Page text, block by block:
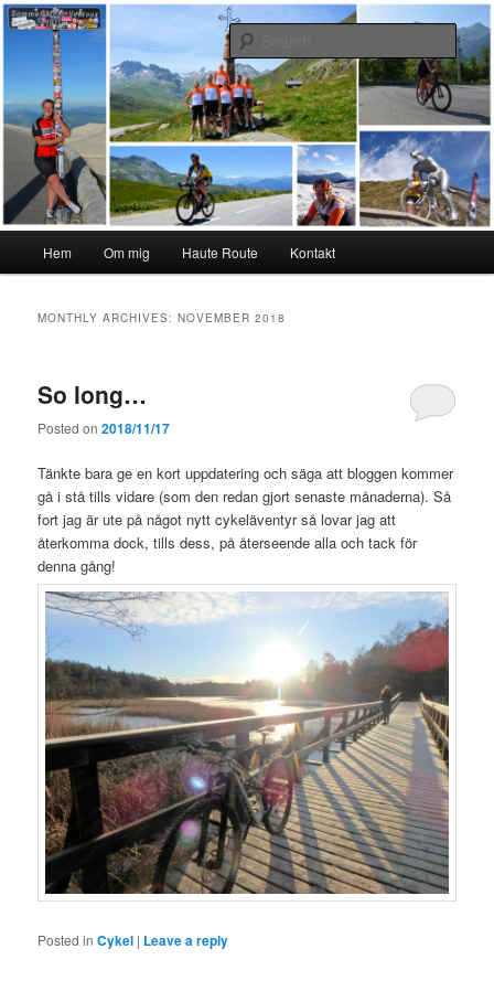
Skip
to
Skip
to
secondary
Karolina Örnstedt
#interiktigtsomallaandra
Hem Om mig Haute Route Kontakt
MONTHLY ARCHIVES:NOVEMBER 2018
So long…
Posted on2018/11/17
Tänkte bara ge en kort uppdatering och säga att bloggen kommer
gå i stå tills vidare (som den redan gjort senaste månaderna). Så
fort jag är ute på något nytt cykeläventyr så lovar jag att
återkomma dock, tills dess, på återseende alla och tack för
denna gång!
Posted in Cykel | Leave a reply